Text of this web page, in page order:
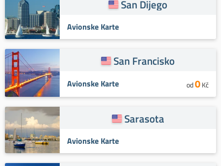
San Dijego
Avionske Karte
San Francisko
Avionske Karte od0Kč
Sarasota
Avionske Karte